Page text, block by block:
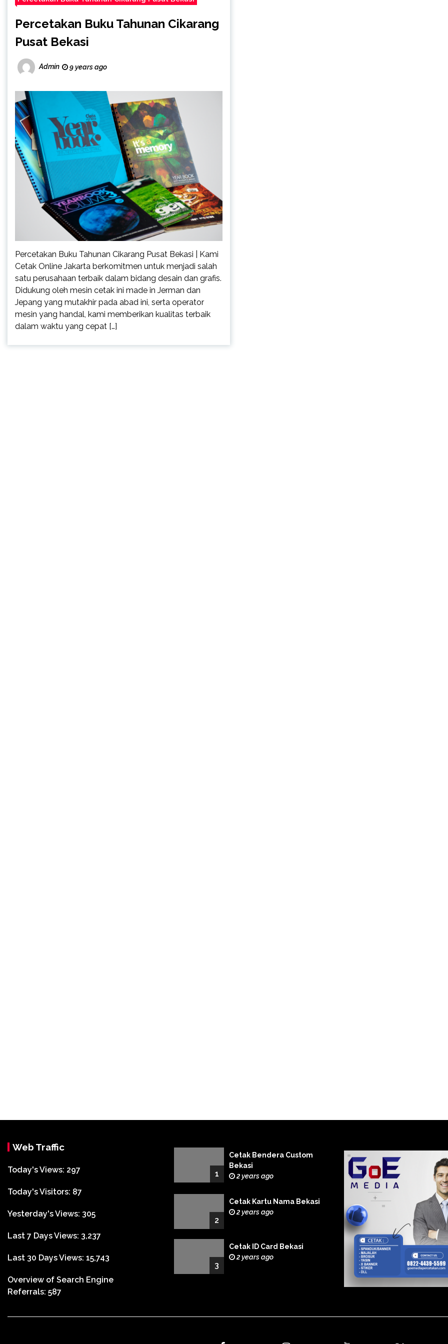
Percetakan Buku Tahunan Cikarang
Pusat Bekasi
Admin 9 years ago
Percetakan Buku Tahunan Cikarang Pusat Bekasi | Kami
Cetak Online Jakarta berkomitmen untuk menjadi salah
satu perusahaan terbaik dalam bidang desain dan grafis.
Didukung oleh mesin cetak ini made in Jerman dan
Jepang yang mutakhir pada abad ini, serta operator
mesin yang handal, kami memberikan kualitas terbaik
dalam waktu yang cepat […]
Web Traffic
Today's Views: 297
Today's Visitors: 87
Yesterday's Views: 305
Last 7 Days Views: 3,237
Last 30 Days Views: 15,743
Overview of Search Engine
Referrals: 587
1
Cetak Bendera Custom
Bekasi
2 years ago
2
Cetak Kartu Nama Bekasi
2 years ago
3
Cetak ID Card Bekasi
2 years ago